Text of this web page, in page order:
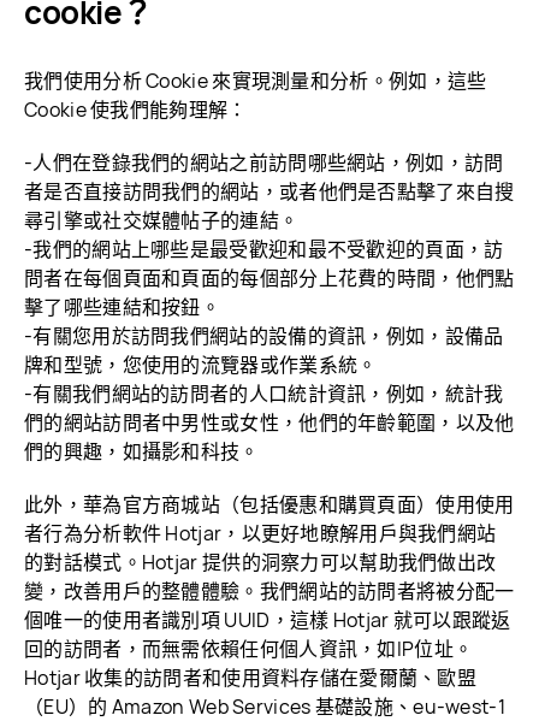
cookie？
我們使用分析 Cookie 來實現測量和分析。例如，這些
Cookie 使我們能夠理解：
-人們在登錄我們的網站之前訪問哪些網站，例如，訪問
者是否直接訪問我們的網站，或者他們是否點擊了來自搜
尋引擎或社交媒體帖子的連結。
-我們的網站上哪些是最受歡迎和最不受歡迎的頁面，訪
問者在每個頁面和頁面的每個部分上花費的時間，他們點
擊了哪些連結和按鈕。
-有關您用於訪問我們網站的設備的資訊，例如，設備品
牌和型號，您使用的流覽器或作業系統。
-有關我們網站的訪問者的人口統計資訊，例如，統計我
們的網站訪問者中男性或女性，他們的年齡範圍，以及他
們的興趣，如攝影和科技。
此外，華為官方商城站（包括優惠和購買頁面）使用使用
者行為分析軟件 Hotjar，以更好地瞭解用戶與我們網站
的對話模式。Hotjar 提供的洞察力可以幫助我們做出改
變，改善用戶的整體體驗。我們網站的訪問者將被分配一
個唯一的使用者識別項 UUID，這樣 Hotjar 就可以跟蹤返
回的訪問者，而無需依賴任何個人資訊，如IP位址。
Hotjar 收集的訪問者和使用資料存儲在愛爾蘭、歐盟
（EU）的 Amazon Web Services 基礎設施、eu-west-1